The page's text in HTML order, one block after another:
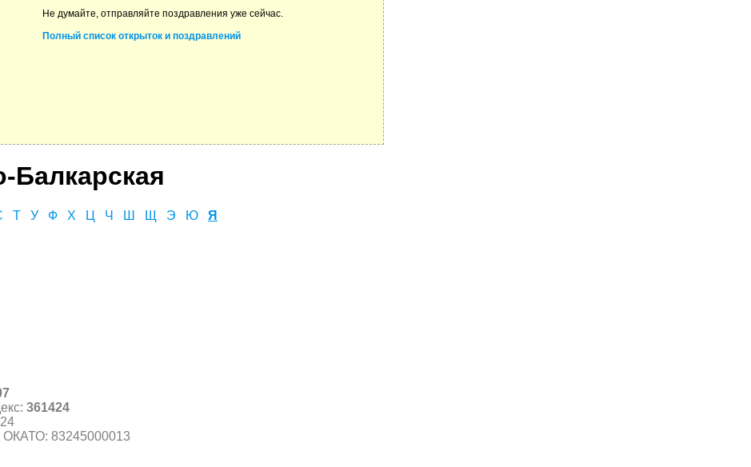
Не думайте, отправляйте поздравления уже сейчас.
Полный список открыток и поздравлений
Балкарская
Т У Ф Х Ц Ч Ш Щ Э Ю Я
361424
ОКАТО: 83245000013